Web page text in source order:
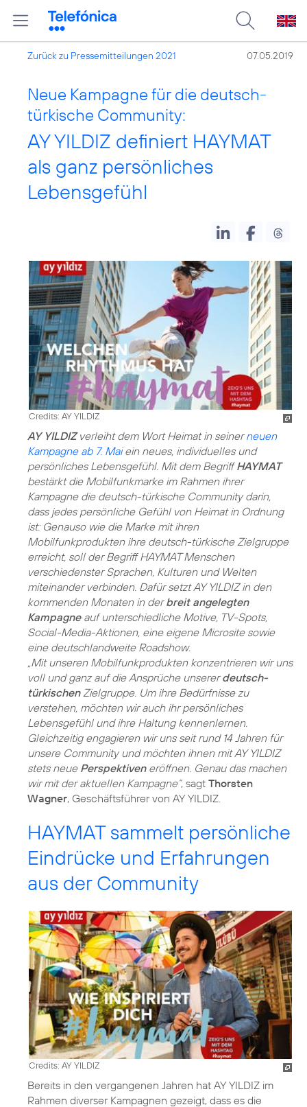
Zurück zu Pressemitteilungen 2021 07.05.2019
Neue Kampagne für die deutsch-
türkische Community:
AY YILDIZ definiert HAYMAT
als ganz persönliches
Lebensgefühl
Credits: AY YILDIZ
AY YILDIZverleiht dem Wort Heimat in seinerneuen
Kampagne ab 7. Maiein neues, individuelles und
persönliches Lebensgefühl. Mit dem BegriffHAYMAT
bestärkt die Mobilfunkmarke im Rahmen ihrer
Kampagne die deutsch-türkische Community darin,
dass jedes persönliche Gefühl von Heimat in Ordnung
ist: Genauso wie die Marke mit ihren
Mobilfunkprodukten ihre deutsch-türkische Zielgruppe
erreicht, soll der Begriff HAYMAT Menschen
verschiedenster Sprachen, Kulturen und Welten
miteinander verbinden. Dafür setzt AY YILDIZ in den
kommenden Monaten in derbreit angelegten
Kampagneauf unterschiedliche Motive, TV-Spots,
Social-Media-Aktionen, eine eigene Microsite sowie
eine deutschlandweite Roadshow.
„Mit unseren Mobilfunkprodukten konzentrieren wir uns
voll und ganz auf die Ansprüche unsererdeutsch-
türkischenZielgruppe. Um ihre Bedürfnisse zu
verstehen, möchten wir auch ihr persönliches
Lebensgefühl und ihre Haltung kennenlernen.
Gleichzeitig engagieren wir uns seit rund 14 Jahren für
unsere Community und möchten ihnen mit AY YILDIZ
stets neue Perspektiven eröffnen. Genau das machen
wir mit der aktuellen Kampagne“, sagt Thorsten
Wagner, Geschäftsführer von AY YILDIZ.
HAYMAT sammelt persönliche
Eindrücke und Erfahrungen
aus der Community
Credits: AY YILDIZ
Bereits in den vergangenen Jahren hat AY YILDIZ im
Rahmen diverser Kampagnen gezeigt, dass es die